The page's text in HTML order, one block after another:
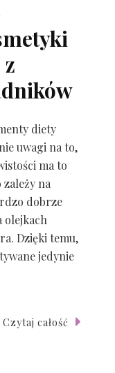
diety
uwagi na to,
ma to
na
dobrze
olejkach
Dzięki temu,
jedynie
Czytaj całość